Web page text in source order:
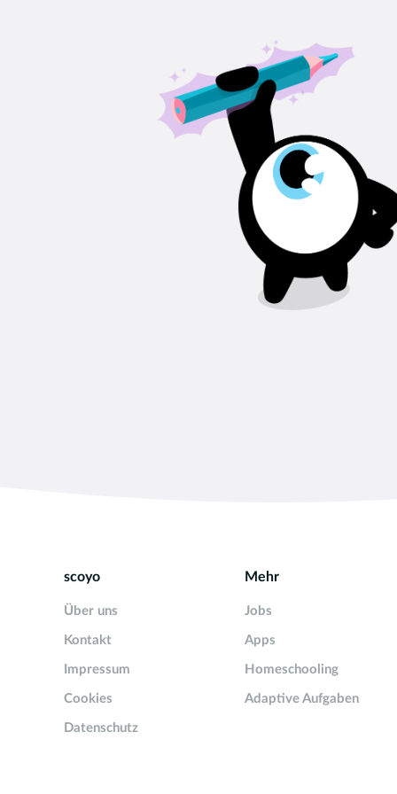
scoyo
Über uns
Kontakt
Impressum
Cookies
Datenschutz
Mehr
Jobs
Apps
Homeschooling
Adaptive Aufgaben